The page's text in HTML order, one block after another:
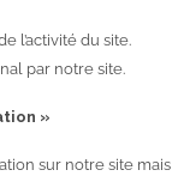
l’activité du site.
par notre site.
»
sur notre site mais